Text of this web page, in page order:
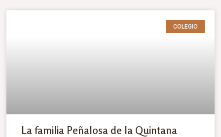
COLEGIO
La familia Peñalosa de la Quintana